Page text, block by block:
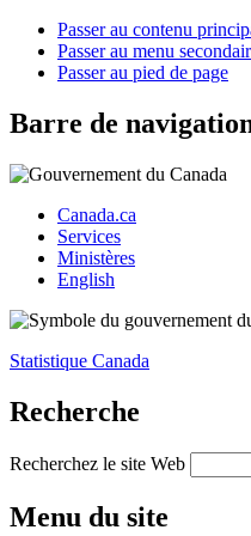
Passer au contenu
Passer au menu
Passer au pied de page
Barre de
Canada.ca
Services
Ministères
English
Statistique Canada
Recherche
Recherchez le site Web
Menu du site